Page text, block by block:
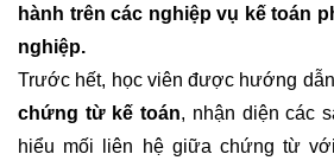
hành trên các nghiệp vụ kế toán
nghiệp.
Trước hết, học viên được hướng dẫn
chứng từ kế toán, nhận diện các
hiểu mối liên hệ giữa chứng từ